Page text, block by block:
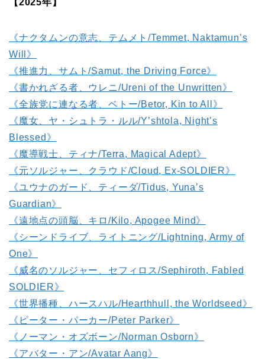
《ナクタムンの意志、テムメト/Temmet, Naktamun’s
Will》
《推進力、サムト/Samut, the Driving Force》
《書かれざる者、ウレニ/Ureni of the Unwritten》
《全族党に連なる者、ベトー/Betor, Kin to All》
《魔女、ヤ・シュトラ・ルル/Y’shtola, Night’s
Blessed》
《魔導戦士、ティナ/Terra, Magical Adept》
《元ソルジャー、クラウド/Cloud, Ex-SOLDIER》
《ユウナのガード、ティーダ/Tidus, Yuna’s
Guardian》
《遠地点の頭脳、キロ/Kilo, Apogee Mind》
《シーンドライブ、ライトニング/Lightning, Army of
One》
《威名のソルジャー、セフィロス/Sephiroth, Fabled
SOLDIER》
《世界播種、ハースハル/Hearthhull, the Worldseed》
《ピーター・パーカー/Peter Parker》
《ノーマン・オズボーン/Norman Osborn》
《アバター・アン/Avatar Aang》